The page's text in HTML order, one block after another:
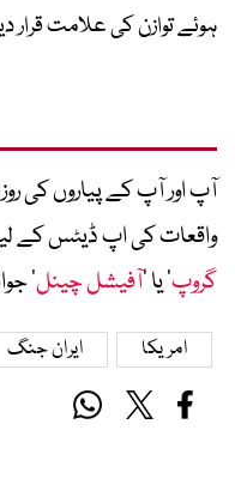
ہوئے توازن کی علامت قرار
آپ اور آپ کے پیاروں کی
واقعات کی اپ ڈیٹس کے
گروپ‘ یا ’آفیشل چینل‘
امریکا ایران جنگ